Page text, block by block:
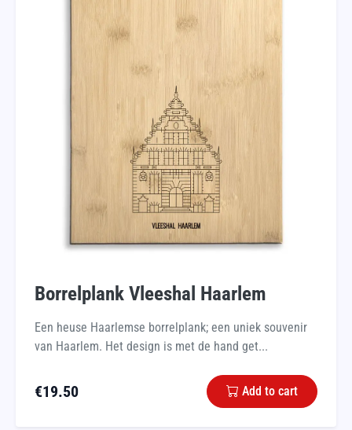
Borrelplank Vleeshal Haarlem
Een heuse Haarlemse borrelplank; een uniek souvenir
van Haarlem. Het design is met de hand get...
€19.50 Add to cart